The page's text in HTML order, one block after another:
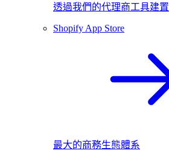
透過我們的代理商工具建置
Shopify App Store
最大的商務生態體系